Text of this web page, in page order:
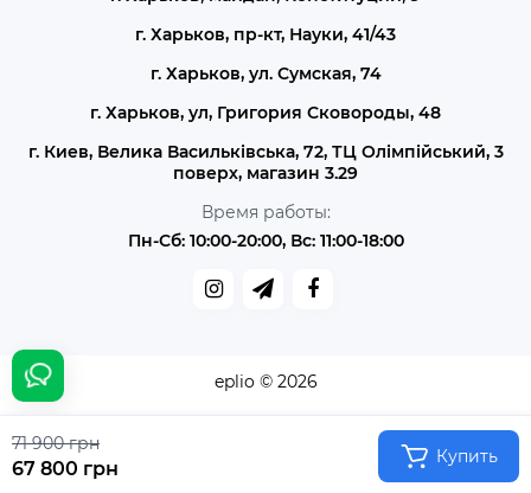
71 900 грн
67 800 грн
Купить
г. Харьков, пр-кт, Науки, 41/43
г. Харьков, ул. Сумская, 74
г. Харьков, ул, Григория Сковороды, 48
г. Киев, Велика Васильківська, 72, ТЦ Олімпійський, 3
поверх, магазин 3.29
Время работы:
Пн-Сб: 10:00-20:00, Вс: 11:00-18:00
eplio © 2026